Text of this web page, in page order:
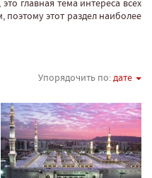
, это главная тема интереса всех
поэтому этот раздел наиболее
Упорядочить по:дате